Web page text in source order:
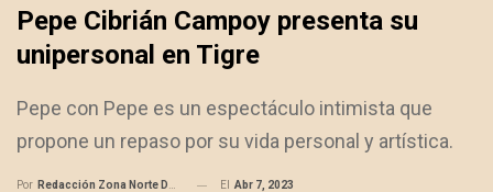
Pepe Cibrián Campoy presenta su
unipersonal en Tigre
Pepe con Pepe es un espectáculo intimista que
propone un repaso por su vida personal y artística.
Por Redacción Zona Norte Daily El Abr 7, 2023